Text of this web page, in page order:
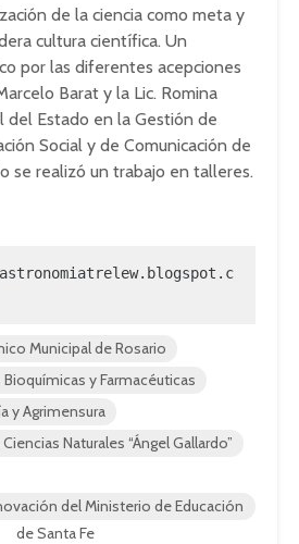
de la ciencia como meta y
cultura científica. Un
por las diferentes acepciones
Barat y la Lic. Romina
del Estado en la Gestión de
Social y de Comunicación de
se realizó un trabajo en talleres.
Municipal de Rosario
y Farmacéuticas
y Agrimensura
Naturales “Ángel Gallardo”
del Ministerio de Educación
de Santa Fe